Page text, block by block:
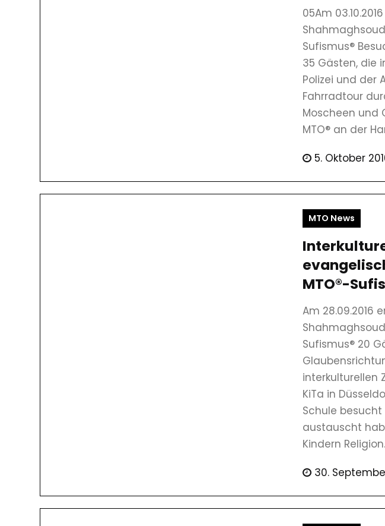
05Am
Sufismus®
35 Gästen, die
Polizei und der
Fahrradtour
Moscheen und
MTO® an der
5. Oktober
MTO News
MTO®-
Am 28.09.2016
Sufismus® 20
interkulturellen
KiTa in
Schule
austauscht
Kindern
30.